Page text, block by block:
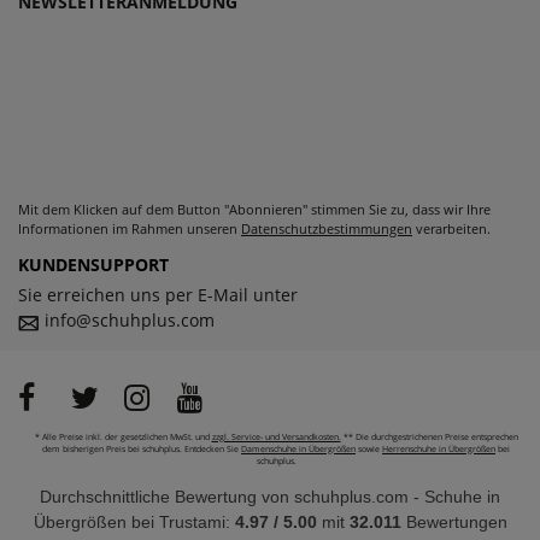
Mit dem Klicken auf dem Button "Abonnieren" stimmen Sie zu, dass wir Ihre
Informationen im Rahmen unseren Datenschutzbestimmungen verarbeiten.
KUNDENSUPPORT
Sie erreichen uns per E-Mail unter
info@schuhplus.com
* Alle Preise inkl. der gesetzlichen MwSt. und zzgl. Service- und Versandkosten. ** Die durchgestrichenen Preise entsprechen
dem bisherigen Preis bei schuhplus. Entdecken Sie Damenschuhe in Übergrößen sowie Herrenschuhe in Übergrößen bei
schuhplus.
Durchschnittliche Bewertung von schuhplus.com - Schuhe in
Übergrößen bei Trustami: 4.97 / 5.00 mit 32.011 Bewertungen